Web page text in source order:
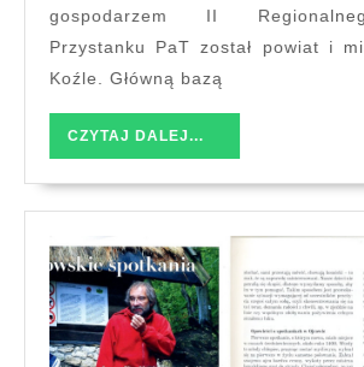
gospodarzem II
Przystanku PaT został powiat i
Koźle. Główną bazą
CZYTAJ DALEJ...
DALEJ...